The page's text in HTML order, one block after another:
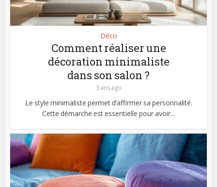
Déco
Comment réaliser une
décoration minimaliste
dans son salon ?
3 ans ago
Le style minimaliste permet d’affirmer sa personnalité.
Cette démarche est essentielle pour avoir...